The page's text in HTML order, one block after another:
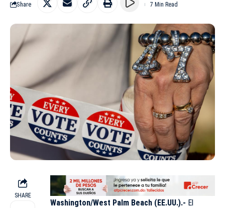
Share 7 Min Read
SHARE
Washington/West Palm Beach (EE.UU.).- El